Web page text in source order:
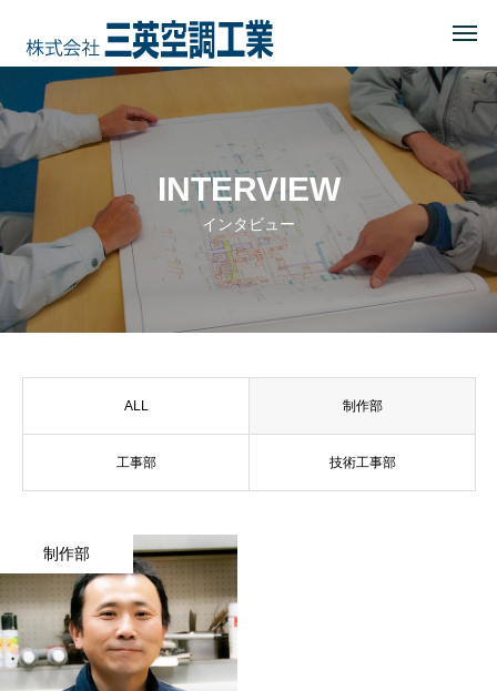
HOME トップページ
COMPANY 会社を知る
事業内容
会社概要・沿革・所在地
経営理念
SDGs認証
よこはまグッドバランス企業
INTERVIEW
インタビュー
ALL 制作部
工事部 技術工事部
制作部